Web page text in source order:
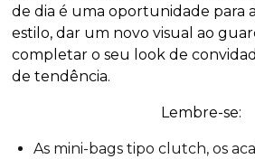
de dia é uma oportunidade para
estilo, dar um novo visual ao
completar o seu look de
de tendência.
Lembre-se:
As mini-bags tipo clutch, os